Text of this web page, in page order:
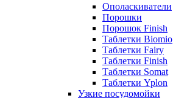
Ополаскиватели
Порошки
Порошок Finish
Таблетки Biomio
Таблетки Fairy
Таблетки Finish
Таблетки Somat
Таблетки Yplon
Узкие посудомойки